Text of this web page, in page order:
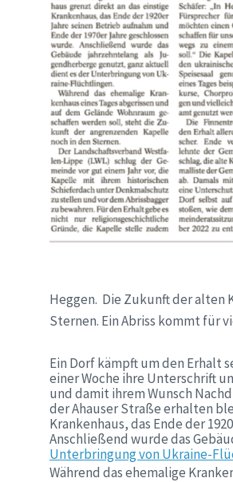
Heggen. Die Zukunft der alten
Sternen. Ein Abriss kommt für
Ein Dorf kämpft um den Erhalt
einer Woche ihre Unterschrift
und damit ihrem Wunsch
der Ahauser Straße erhalten
Krankenhaus, das Ende der
Anschließend wurde das
Unterbringung von Ukraine-
Während das ehemalige